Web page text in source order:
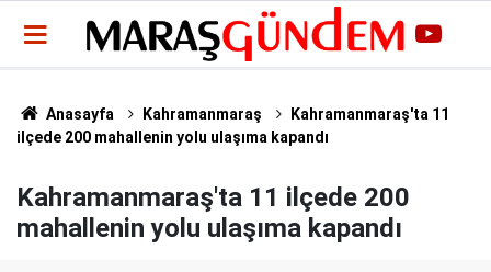
Anasayfa Kahramanmaraş
Kahramanmaraş'ta 11
ilçede 200 mahallenin yolu ulaşıma kapandı
Kahramanmaraş'ta 11 ilçede 200
mahallenin yolu ulaşıma kapandı